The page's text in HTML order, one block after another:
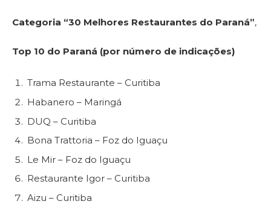
Categoria “30 Melhores Restaurantes do Paraná”,
Top 10 do Paraná (por número de indicações)
Trama Restaurante – Curitiba
Habanero – Maringá
DUQ – Curitiba
Bona Trattoria – Foz do Iguaçu
Le Mir – Foz do Iguaçu
Restaurante Igor – Curitiba
Aizu – Curitiba